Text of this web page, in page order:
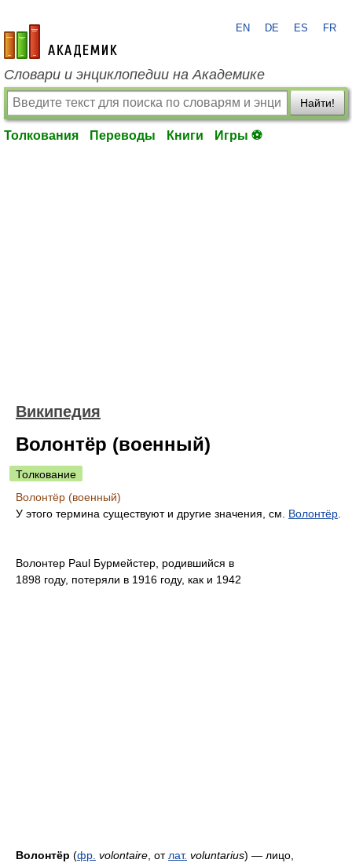
academic.ru
EN DE ES FR
Словари и энциклопедии на Академике
Найти!
Толкования Переводы Книги Игры ⚽
Википедия
Волонтёр (военный)
Толкование
Волонтёр (военный)
У этого термина существуют и другие значения, см. Волонтёр
Волонтер Paul Бурмейстер, родившийся в
1898 году, потеряли в 1916 году, как и 1942
Волонтёр (фр. volontaire , от лат. voluntarius) — лицо,